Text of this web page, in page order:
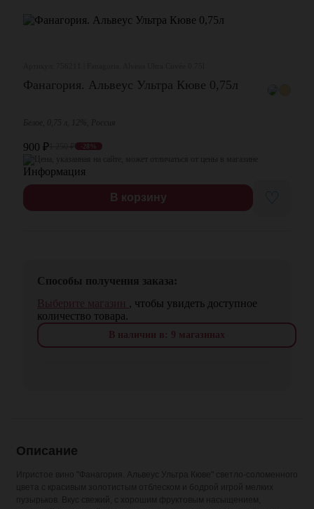
Фанагория. Альвеус Ультра Кюве 0,75л
900 ₽ -28%
В корзину ♡
Способы получения заказа:
Выберите магазин , чтобы увидеть доступное
количество товара.
В наличии в: 9 магазинах
Описание